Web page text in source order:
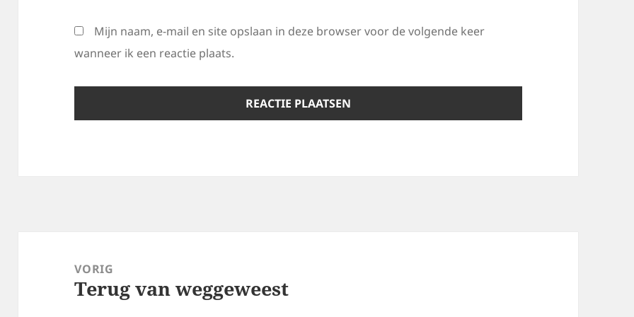
Mijn naam, e-mail en site opslaan in deze browser voor de volgende keer
wanneer ik een reactie plaats.
navigatieVORIG
Vorig
Terug van weggeweest